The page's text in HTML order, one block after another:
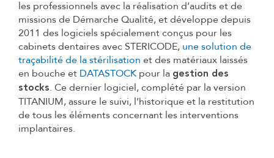
les professionnels avec la réalisation d’audits et de
missions de Démarche Qualité, et développe depuis
2011 des logiciels spécialement conçus pour les
cabinets dentaires avec STERICODE, une solution de
traçabilité de la stérilisation et des matériaux laissés
en bouche et DATASTOCK pour la gestion des
stocks. Ce dernier logiciel, complété par la version
TITANIUM, assure le suivi, l’historique et la restitution
de tous les éléments concernant les interventions
implantaires.